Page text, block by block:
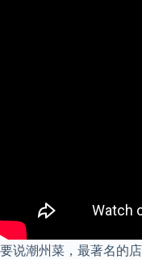
要说潮州菜，最著名的